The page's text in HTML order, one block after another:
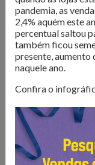
O Núcleo de
levantamentos
varejo da Capital.
resultado de
são divulgados
books com
inspirar os
Confira as
pandemia, as
2,4% aquém este
percentual saltou
também ficou
presente, aumento
naquele ano.
Confira o